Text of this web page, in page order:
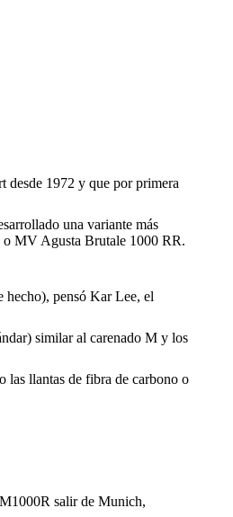
desde 1972 y que por primera
una variante más
MV Agusta Brutale 1000 RR.
hecho), pensó Kar Lee, el
similar al carenado M y los
las llantas de fibra de carbono o
salir de Munich,